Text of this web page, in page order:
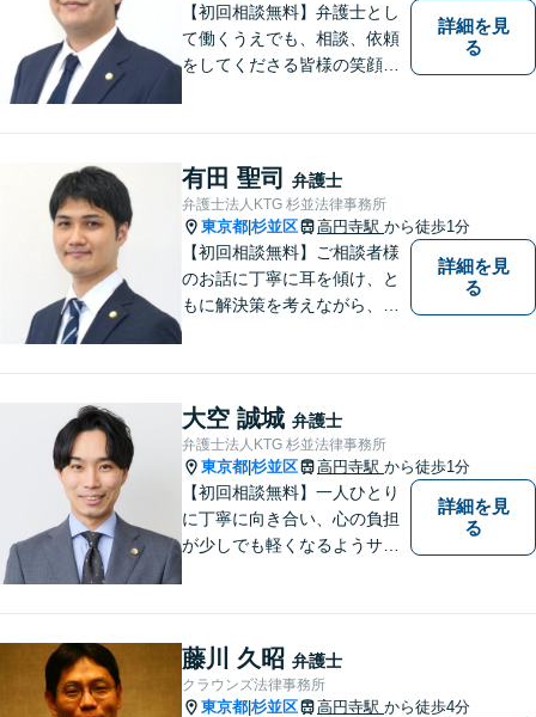
【初回相談無料】弁護士とし
て働くうえでも、相談、依頼
をしてくださる皆様の笑顔を
す。【夜間や休日相談も対応
可能】【メール・WEB面談
可】
詳細を見
る
有田 聖司 弁護士
弁護士法人KTG 杉並法律事務所
東京都 杉並区 高円寺駅 から徒歩1分
【初回相談無料】ご相談者様
のお話に丁寧に耳を傾け、と
もに解決策を考えながら、納
う日々精進して参ります。
【夜間や休日相談も対応可
能】【メール・WEB面談可】
詳細を見
る
大空 誠城 弁護士
弁護士法人KTG 杉並法律事務所
東京都 杉並区 高円寺駅 から徒歩1分
【初回相談無料】一人ひとり
に丁寧に向き合い、心の負担
が少しでも軽くなるようサポ
しています。【夜間や休日相
談も対応可能】【メール・WE
B面談可】
詳細を見
る
藤川 久昭 弁護士
クラウンズ法律事務所
東京都 杉並区 高円寺駅 から徒歩4分